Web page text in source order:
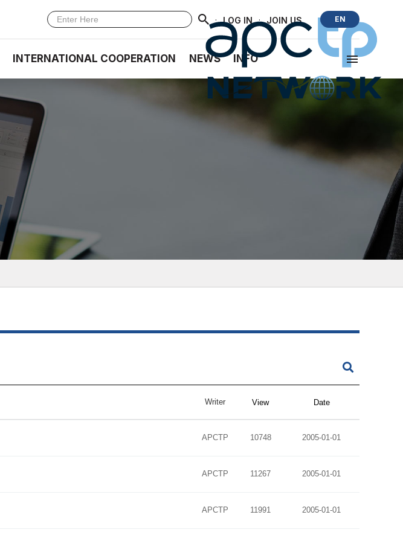
· LOG IN · JOIN US EN
INTERNATIONAL COOPERATION NEWS INFO
Writer View Date
APCTP 10748 2005-01-01
APCTP 11267 2005-01-01
APCTP 11991 2005-01-01